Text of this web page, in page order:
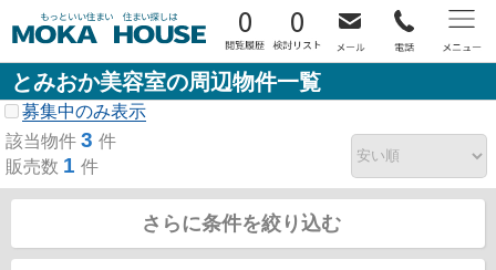
0 0
とみおか美容室の周辺物件一覧
募集中のみ表示
該当物件 3 件
販売数 1 件
さらに条件を絞り込む